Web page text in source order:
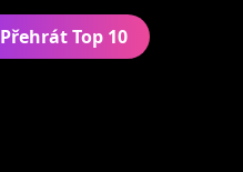
Přehrát Top 10